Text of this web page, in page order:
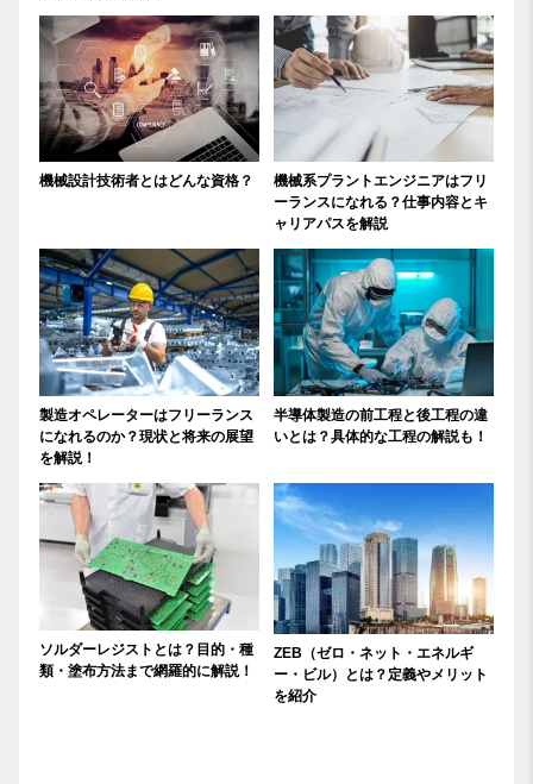
機械設計技術者とはどんな資格？
機械系プラントエンジニアはフリ
ーランスになれる？仕事内容とキ
ャリアパスを解説
製造オペレーターはフリーランス
になれるのか？現状と将来の展望
を解説！
半導体製造の前工程と後工程の違
いとは？具体的な工程の解説も！
ソルダーレジストとは？目的・種
類・塗布方法まで網羅的に解説！
ZEB（ゼロ・ネット・エネルギ
ー・ビル）とは？定義やメリット
を紹介